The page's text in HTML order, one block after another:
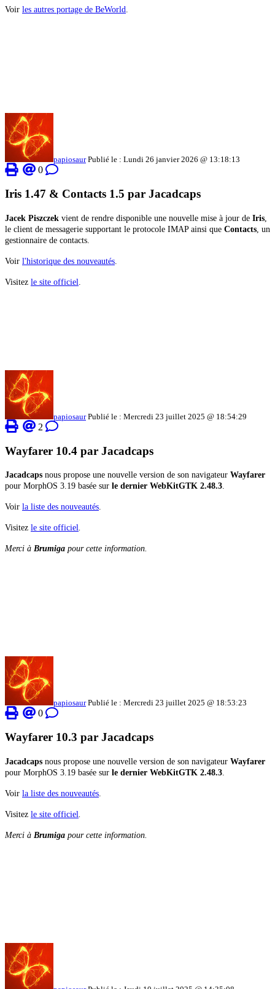
Voir les autres portage de BeWorld.
papiosaurPublié le : Lundi 26 janvier 2026 @ 13:18:13
0
Iris 1.47 & Contacts 1.5 par Jacadcaps
Jacek Piszczek vient de rendre disponible une nouvelle mise à jour de Iris
le client de messagerie supportant le protocole IMAP ainsi que Contacts , un
gestionnaire de contacts.
Voir l'historique des nouveautés
Visitez le site officiel
papiosaurPublié le : Mercredi 23 juillet 2025 @ 18:54:29
2
Wayfarer 10.4 par Jacadcaps
Jacadcaps nous propose une nouvelle version de son navigateur Wayfarer
pour MorphOS 3.19 basée sur le dernier WebKitGTK 2.48.3.
Voir la liste des nouveautés.
Visitez le site officiel.
Merci à Brumiga pour cette information.
papiosaurPublié le : Mercredi 23 juillet 2025 @ 18:53:23
0
Wayfarer 10.3 par Jacadcaps
Jacadcaps nous propose une nouvelle version de son navigateur Wayfarer
pour MorphOS 3.19 basée sur le dernier WebKitGTK 2.48.3
Voir la liste des nouveautés
Visitez le site officiel
Merci à Brumiga pour cette information.